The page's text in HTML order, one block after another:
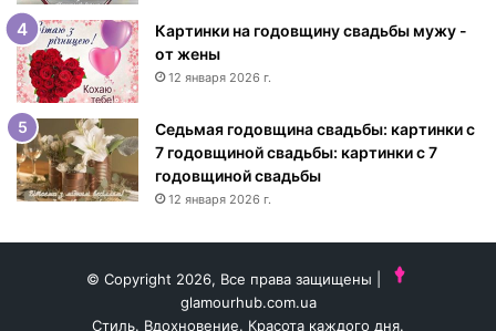
н
и
я
ж
е
н
щ
и
н
-
Картинки на годовщину свадьбы мужу -
от жены
12 января 2026 г.
Седьмая годовщина свадьбы: картинки с
7 годовщиной свадьбы: картинки с 7
годовщиной свадьбы
12 января 2026 г.
© Copyright 2026, Все права защищены |
glamourhub.com.ua
Стиль. Вдохновение. Красота каждого дня.